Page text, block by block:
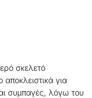
σκελετό
για
συμπαγές, λόγω του